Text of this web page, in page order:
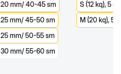
20 mm/ 40-45 sm
25 mm/ 45-50 sm
25 mm/ 50-55 sm
30 mm/ 55-60 sm
S (12 kq), 5 m
M (20 kq), 5